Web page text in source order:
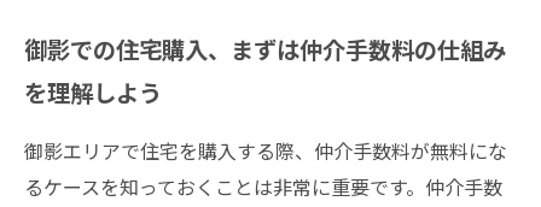
のマイホームを手に入れよう
御影での住宅購入、まずは仲介手数料の仕組み
を理解しよう
御影エリアで住宅を購入する際、仲介手数料が無料にな
るケースを知っておくことは非常に重要です。仲介手数